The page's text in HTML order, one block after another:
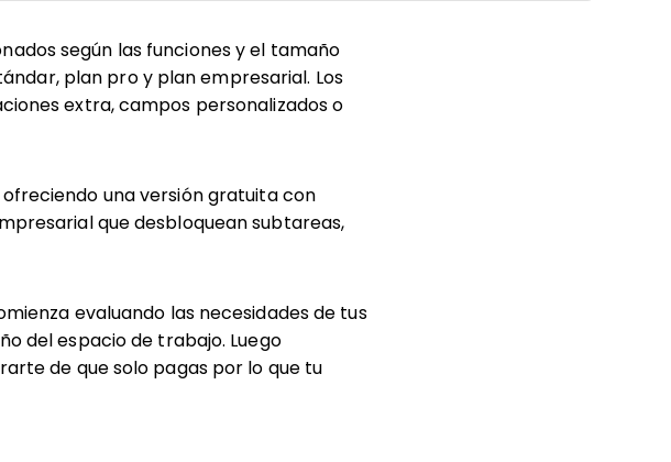
según las funciones y el tamaño
plan pro y plan empresarial. Los
extra, campos personalizados o
una versión gratuita con
que desbloquean subtareas,
evaluando las necesidades de tus
del espacio de trabajo. Luego
de que solo pagas por lo que tu